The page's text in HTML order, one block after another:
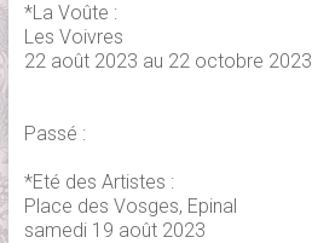
*La Voûte :
Les Voivres
22 août 2023 au 22 octobre 2023
Passé :
*Eté des Artistes :
Place des Vosges, Epinal
samedi 19 août 2023